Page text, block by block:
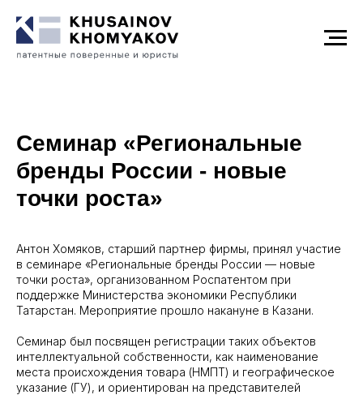
Семинар «Региональные
бренды России - новые
точки роста»
Антон Хомяков, старший партнер фирмы, принял участие
в семинаре «Региональные бренды России — новые
точки роста», организованном Роспатентом при
поддержке Министерства экономики Республики
Татарстан. Мероприятие прошло накануне в Казани.
Семинар был посвящен регистрации таких объектов
интеллектуальной собственности, как наименование
места происхождения товара (НМПТ) и географическое
указание (ГУ), и ориентирован на представителей